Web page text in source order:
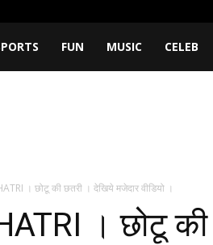
FUN MUSIC CELEB
। छोटू की छतरी । देखिये मजेदार वीडियो ।
। छोटू की